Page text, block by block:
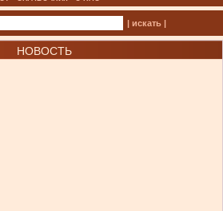
| искать |
НОВОСТЬ